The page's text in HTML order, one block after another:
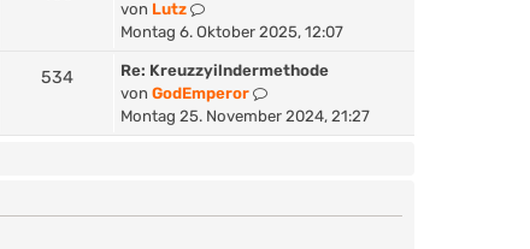
von Lutz
N
e
e
s
t
e
Montag 6. Oktober 2025, 12:07
534
Re: Kreuzzyilndermethode
von GodEmperor
N
e
u
Montag 25. November 2024, 21:27